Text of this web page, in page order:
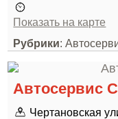
Показать на карте
Рубрики:
Автосервис
Чертановская